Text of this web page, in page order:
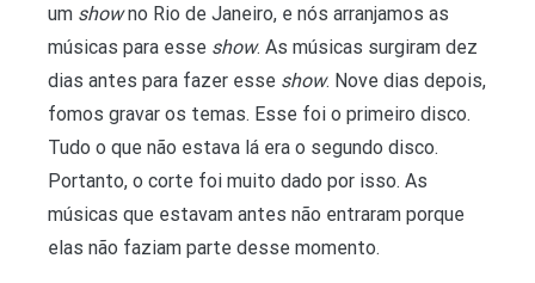
um showno Rio de Janeiro, e nós arranjamos as
músicas para esse show. As músicas surgiram dez
dias antes para fazer esse show. Nove dias depois,
fomos gravar os temas. Esse foi o primeiro disco.
Tudo o que não estava lá era o segundo disco.
Portanto, o corte foi muito dado por isso. As
músicas que estavam antes não entraram porque
elas não faziam parte desse momento.